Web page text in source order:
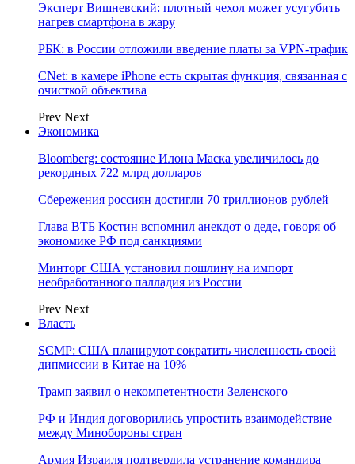
Эксперт Вишневский: плотный чехол может усугубить
нагрев смартфона в жару
РБК: в России отложили введение платы за VPN-трафик
CNet: в камере iPhone есть скрытая функция, связанная с
очисткой объектива
Prev Next
Экономика
Bloomberg: состояние Илона Маска увеличилось до
рекордных 722 млрд долларов
Сбережения россиян достигли 70 триллионов рублей
Глава ВТБ Костин вспомнил анекдот о деде, говоря об
экономике РФ под санкциями
Минторг США установил пошлину на импорт
необработанного палладия из России
Prev Next
Власть
SCMP: США планируют сократить численность своей
дипмиссии в Китае на 10%
Трамп заявил о некомпетентности Зеленского
РФ и Индия договорились упростить взаимодействие
между Минобороны стран
Армия Израиля подтвердила устранение командира